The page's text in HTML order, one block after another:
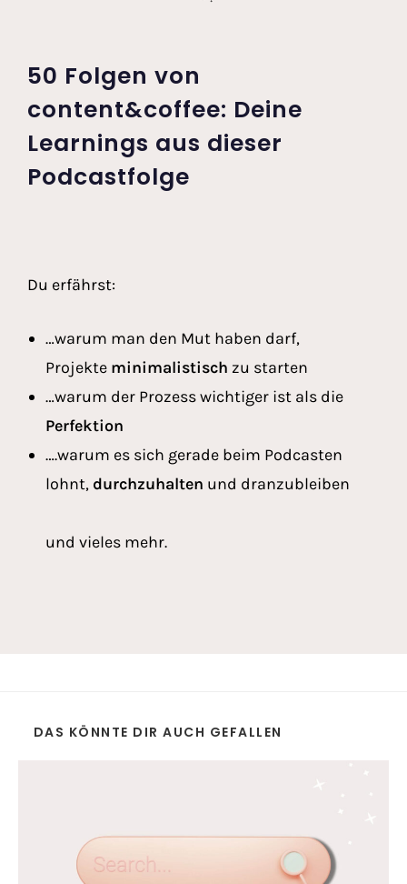
50 Folgen von
content&coffee: Deine
Learnings aus dieser
Podcastfolge
Du erfährst:
…warum man den Mut haben darf,
Projekte minimalistisch zu starten
…warum der Prozess wichtiger ist als die
Perfektion
….warum es sich gerade beim Podcasten
lohnt, durchzuhalten und dranzubleiben
und vieles mehr.
DAS KÖNNTE DIR AUCH GEFALLEN